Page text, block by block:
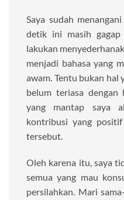
Saya sudah
detik ini masih gagap
lakukan
menjadi bahasa yang
awam. Tentu bukan hal
belum teriasa
yang mantap saya
kontribusi yang
tersebut.
Oleh karena itu, saya
semua yang mau
persilahkan. Mari